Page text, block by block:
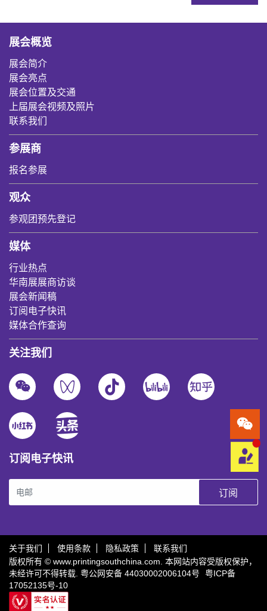
展会概览
展会简介
展会亮点
展会位置及交通
上届展会视频及照片
联系我们
参展商
报名参展
观众
参观团预先登记
媒体
行业热点
华南展展商访谈
展会新闻稿
订阅电子快讯
媒体合作查询
关注我们
订阅电子快讯
订阅
关于我们 使用条款 隐私政策
联系我们
版权所有 © www.printingsouthchina.com. 本网站内容受版权保护，
未经许可不得转载. 粤公网安备 44030002006104号
粤ICP备
17052135号-10